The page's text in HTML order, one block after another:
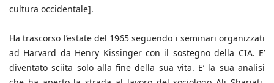
cultura occidentale].
Ha trascorso l’estate del 1965 seguendo i seminari organizzati
ad Harvard da Henry Kissinger con il sostegno della CIA. E’
diventato sciita solo alla fine della sua vita. E’ la sua analisi